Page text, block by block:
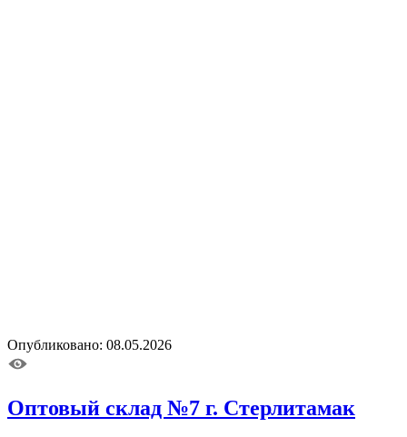
Опубликовано: 08.05.2026
Оптовый склад №7 г. Стерлитамак